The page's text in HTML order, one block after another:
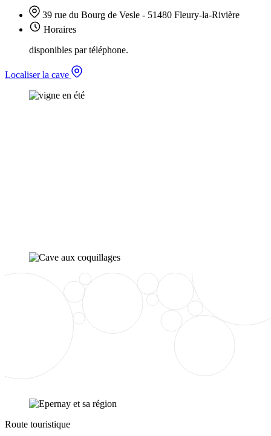
39 rue du Bourg de Vesle - 51480 Fleury-la-Rivière
Horaires
disponibles par téléphone.
Localiser la cave
Route touristique